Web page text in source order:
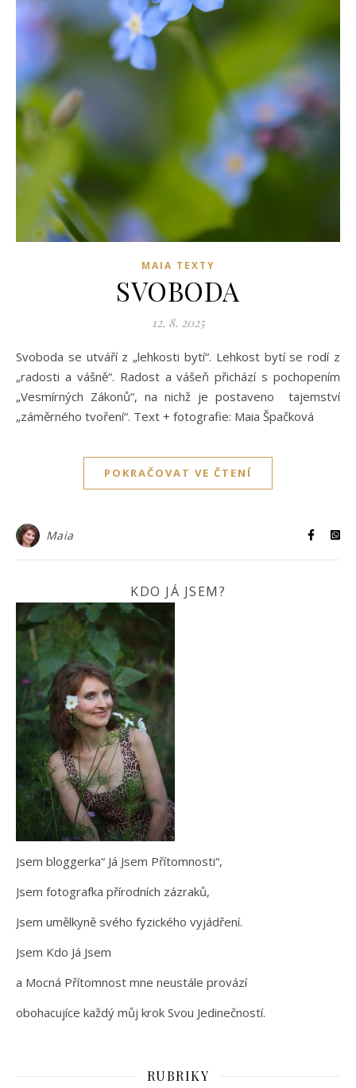
MAIA TEXTY
SVOBODA
12. 8. 2025
Svoboda se utváří z „lehkosti bytí“. Lehkost bytí se rodí z
„radosti a vášně“. Radost a vášeň přichází s pochopením
„Vesmírných Zákonů“, na nichž je postaveno tajemství
„záměrného tvoření“. Text + fotografie: Maia Špačková
POKRAČOVAT VE ČTENÍ
Maia
KDO JÁ JSEM?
Jsem bloggerka“ Já Jsem Přítomnosti“,
Jsem fotografka přírodních zázraků,
Jsem umělkyně svého fyzického vyjádření.
Jsem Kdo Já Jsem
a Mocná Přítomnost mne neustále provází
obohacujíce každý můj krok Svou Jedinečností.
RUBRIKY